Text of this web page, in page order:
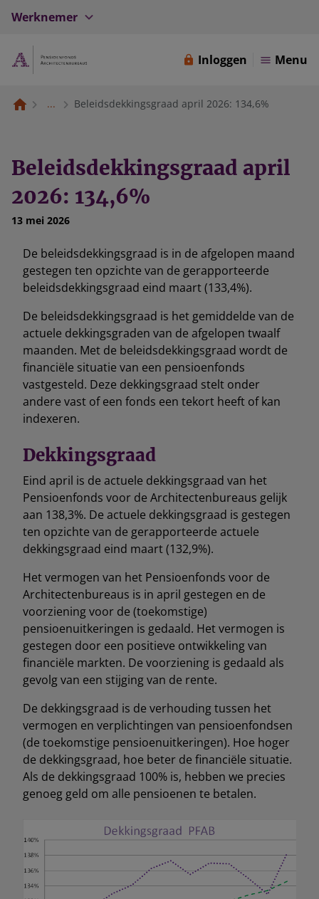
Werknemer
Inloggen Menu
... Beleidsdekkingsgraad april 2026: 134,6%
Beleidsdekkingsgraad april
2026: 134,6%
13 mei 2026
De beleidsdekkingsgraad is in de afgelopen maand
gestegen ten opzichte van de gerapporteerde
beleidsdekkingsgraad eind maart (133,4%).
De beleidsdekkingsgraad is het gemiddelde van de
actuele dekkingsgraden van de afgelopen twaalf
maanden. Met de beleidsdekkingsgraad wordt de
financiële situatie van een pensioenfonds
vastgesteld. Deze dekkingsgraad stelt onder
andere vast of een fonds een tekort heeft of kan
indexeren.
Dekkingsgraad
Eind april is de actuele dekkingsgraad van het
Pensioenfonds voor de Architectenbureaus gelijk
aan 138,3%. De actuele dekkingsgraad is gestegen
ten opzichte van de gerapporteerde actuele
dekkingsgraad eind maart (132,9%).
Het vermogen van het Pensioenfonds voor de
Architectenbureaus is in april gestegen en de
voorziening voor de (toekomstige)
pensioenuitkeringen is gedaald. Het vermogen is
gestegen door een positieve ontwikkeling van
financiële markten. De voorziening is gedaald als
gevolg van een stijging van de rente.
De dekkingsgraad is de verhouding tussen het
vermogen en verplichtingen van pensioenfondsen
(de toekomstige pensioenuitkeringen). Hoe hoger
de dekkingsgraad, hoe beter de financiële situatie.
Als de dekkingsgraad 100% is, hebben we precies
genoeg geld om alle pensioenen te betalen.